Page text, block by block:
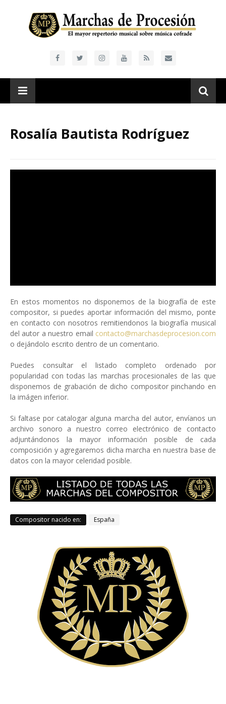
Rosalía Bautista Rodríguez
En estos momentos no disponemos de la biografía de este
compositor, si puedes aportar información del mismo, ponte
en contacto con nosotros remitiendonos la biografía musical
del autor a nuestro email contacto@marchasdeprocesion.com
o dejándolo escrito dentro de un comentario.
Puedes consultar el listado completo ordenado por
popularidad con todas las marchas procesionales de las que
disponemos de grabación de dicho compositor pinchando en
la imágen inferior.
Si faltase por catalogar alguna marcha del autor, envíanos un
archivo sonoro a nuestro correo electrónico de contacto
adjuntándonos la mayor información posible de cada
composición y agregaremos dicha marcha en nuestra base de
datos con la mayor celeridad posible.
Compositor nacido en: España